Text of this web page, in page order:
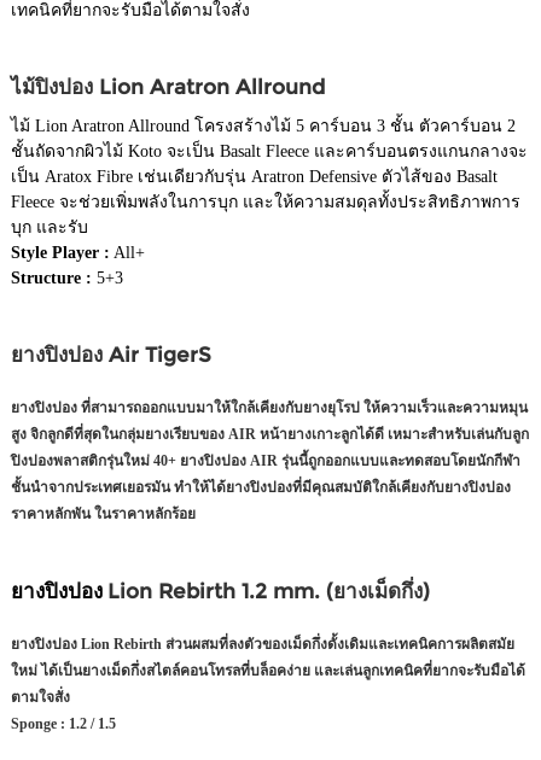
เทคนิคที่ยากจะรับมือได้ตามใจสั่ง
ไม้ปิงปอง Lion Aratron Allround
ไม้ Lion Aratron Allround โครงสร้างไม้ 5 คาร์บอน 3 ชั้น ตัวคาร์บอน 2
ชั้นถัดจากผิวไม้ Koto จะเป็น Basalt Fleece และคาร์บอนตรงแกนกลางจะ
เป็น Aratox Fibre เช่นเดียวกับรุ่น Aratron Defensive ตัวไส้ของ Basalt
Fleece จะช่วยเพิ่มพลังในการบุก และให้ความสมดุลทั้งประสิทธิภาพการ
บุก และรับ
Style Player : All+
Structure : 5+3
ยางปิงปอง Air TigerS
ยางปิงปอง ที่สามารถออกแบบมาให้ใกล้เคียงกับยางยุโรป ให้ความเร็วและความหมุน
สูง จิกลูกดีที่สุดในกลุ่มยางเรียบของ AIR หน้ายางเกาะลูกได้ดี เหมาะสำหรับเล่นกับลูก
ปิงปองพลาสติกรุ่นใหม่ 40+ ยางปิงปอง AIR รุ่นนี้ถูกออกแบบและทดสอบโดยนักกีฬา
ชั้นนำจากประเทศเยอรมัน ทำให้ได้ยางปิงปองที่มีคุณสมบัติใกล้เคียงกับยางปิงปอง
ราคาหลักพัน ในราคาหลักร้อย
ยางปิงปอง Lion Rebirth 1.2 mm. (ยางเม็ดกึ่ง)
ยางปิงปอง Lion Rebirth ส่วนผสมที่ลงตัวของเม็ดกึ่งดั้งเดิมและเทคนิคการผลิตสมัย
ใหม่ ได้เป็นยางเม็ดกึ่งสไตล์คอนโทรลที่บล็อคง่าย และเล่นลูกเทคนิคที่ยากจะรับมือได้
ตามใจสั่ง
Sponge : 1.2 / 1.5